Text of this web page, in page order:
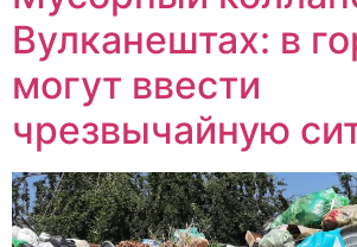
Вулканештах: в
могут ввести
чрезвычайную